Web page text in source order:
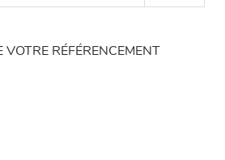
RÉFÉRENCEMENT